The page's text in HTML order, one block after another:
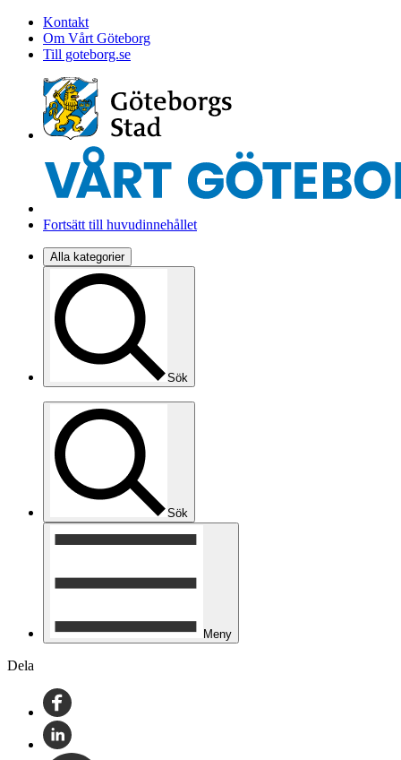
Kontakt
Om Vårt Göteborg
Till goteborg.se
Fortsätt till huvudinnehållet
Alla kategorier
Sök
Sök
Meny
Dela